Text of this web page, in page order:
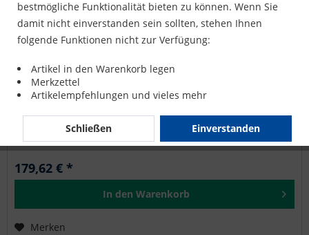
SEITENSCHEIBE RECHTS für VOLVO L90E
VOLVO: L110E, L120D, L120E, L150D, L150E, L180D, L180E,
L70E, L90D, L90E
179,62 € *
In den Warenkorb
Merken
bestmögliche Funktionalität bieten zu können. Wenn Sie
damit nicht einverstanden sein sollten, stehen Ihnen
folgende Funktionen nicht zur Verfügung:
Artikel in den Warenkorb legen
Merkzettel
Artikelempfehlungen und vieles mehr
Einverstanden
Schließen